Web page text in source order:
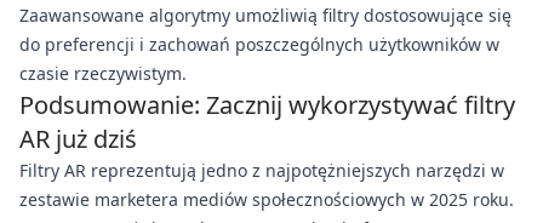
Zaawansowane algorytmy umożliwią filtry dostosowujące się
do preferencji i zachowań poszczególnych użytkowników w
czasie rzeczywistym.
Podsumowanie: Zacznij wykorzystywać filtry
AR już dziś
Filtry AR reprezentują jedno z najpotężniejszych narzędzi w
zestawie marketera mediów społecznościowych w 2025 roku.